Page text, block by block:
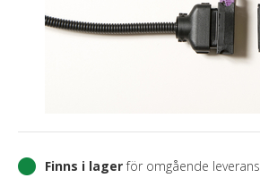
Finns i lagerför omgående leverans